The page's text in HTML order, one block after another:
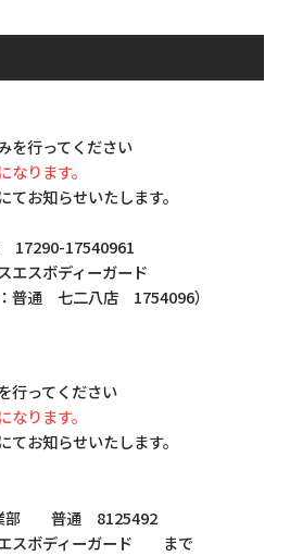
を行ってください
ります。
お知らせいたします。
17290-17540961
スボディーガード
：普通 七二八店 1754096）
行ってください
ります。
お知らせいたします。
部 普通 8125492
スボディーガード まで